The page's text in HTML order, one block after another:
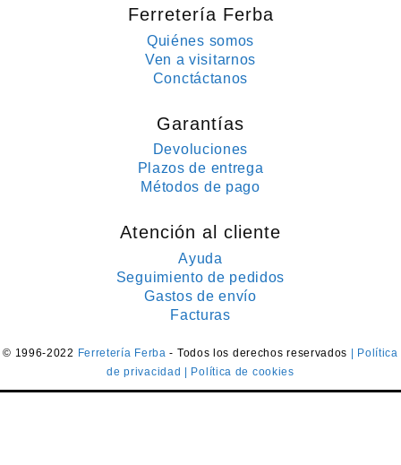
Ferretería Ferba
Quiénes somos
Ven a visitarnos
Conctáctanos
Garantías
Devoluciones
Plazos de entrega
Métodos de pago
Atención al cliente
Ayuda
Seguimiento de pedidos
Gastos de envío
Facturas
© 1996-2022 Ferretería Ferba- Todos los derechos reservados
| Política
de privacidad
| Política de cookies